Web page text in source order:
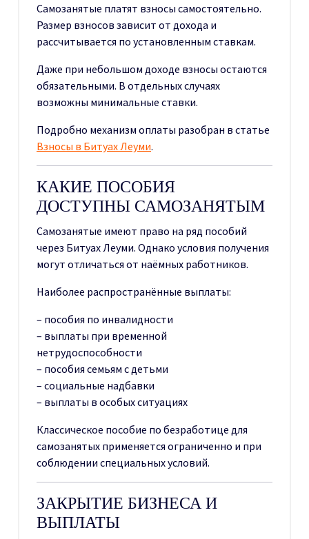
Самозанятые платят взносы самостоятельно.
Размер взносов зависит от дохода и
рассчитывается по установленным ставкам.
Даже при небольшом доходе взносы остаются
обязательными. В отдельных случаях
возможны минимальные ставки.
Подробно механизм оплаты разобран в статье
Взносы в Битуах Леуми.
КАКИЕ ПОСОБИЯ
ДОСТУПНЫ САМОЗАНЯТЫМ
Самозанятые имеют право на ряд пособий
через Битуах Леуми. Однако условия получения
могут отличаться от наёмных работников.
Наиболее распространённые выплаты:
– пособия по инвалидности
– выплаты при временной
нетрудоспособности
– пособия семьям с детьми
– социальные надбавки
– выплаты в особых ситуациях
Классическое пособие по безработице для
самозанятых применяется ограниченно и при
соблюдении специальных условий.
ЗАКРЫТИЕ БИЗНЕСА И
ВЫПЛАТЫ